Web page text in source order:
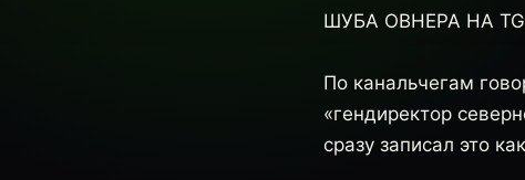
ШУБА ОВНЕРА НА TG
По канальчегам
«гендиректор
сразу записал это